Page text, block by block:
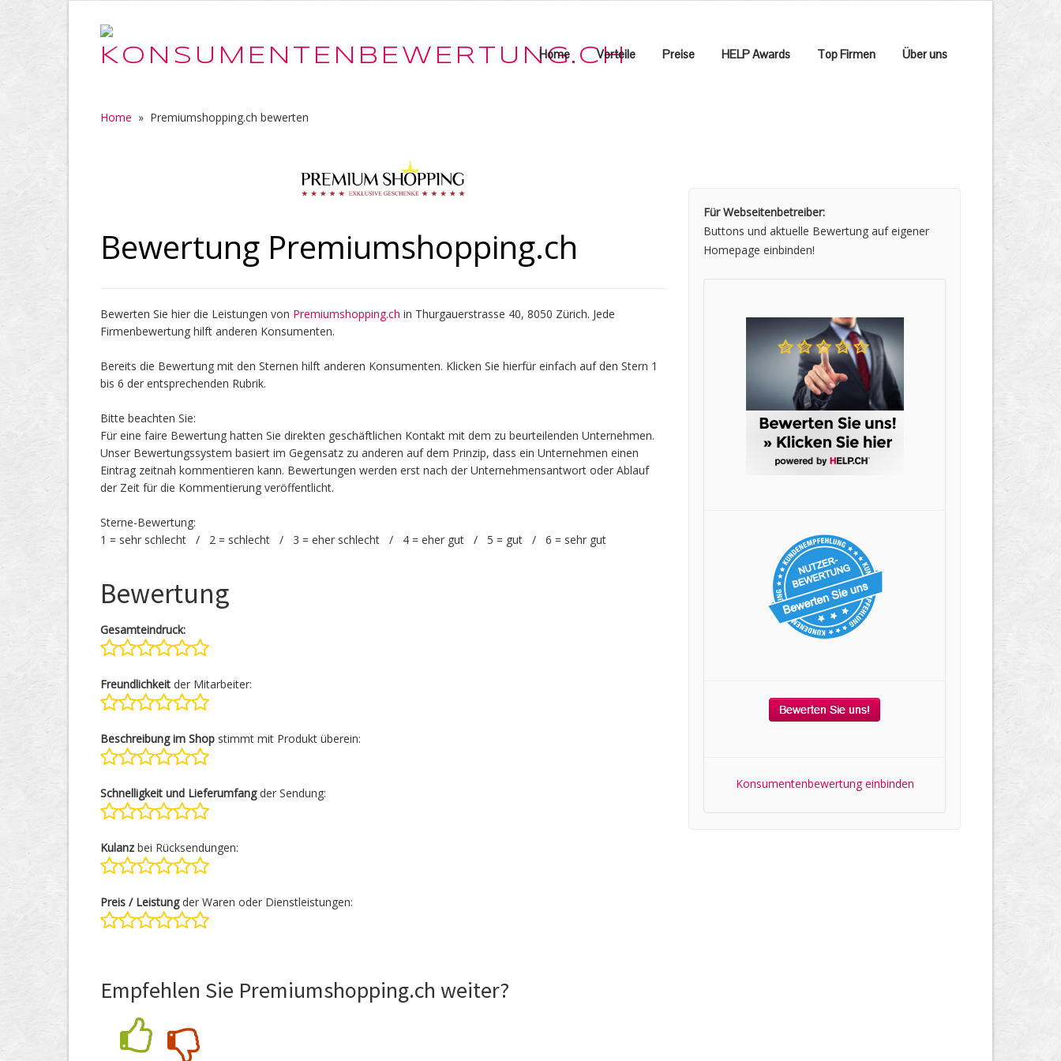
Home Vorteile Preise HELP Awards Top Firmen Über uns
Home » Premiumshopping.ch bewerten
Bewertung Premiumshopping.ch
Bewerten Sie hier die Leistungen von Premiumshopping.ch in Thurgauerstrasse 40, 8050 Zürich. Jede
Firmenbewertung hilft anderen Konsumenten.
Bereits die Bewertung mit den Sternen hilft anderen Konsumenten. Klicken Sie hierfür einfach auf den Stern 1
bis 6 der entsprechenden Rubrik.
Bitte beachten Sie:
Für eine faire Bewertung hatten Sie direkten geschäftlichen Kontakt mit dem zu beurteilenden Unternehmen.
Unser Bewertungssystem basiert im Gegensatz zu anderen auf dem Prinzip, dass ein Unternehmen einen
Eintrag zeitnah kommentieren kann. Bewertungen werden erst nach der Unternehmensantwort oder Ablauf
der Zeit für die Kommentierung veröffentlicht.
Sterne-Bewertung:
1 = sehr schlecht / 2 = schlecht / 3 = eher schlecht / 4 = eher gut / 5 = gut / 6 = sehr gut
Bewertung
Gesamteindruck:
Freundlichkeit der Mitarbeiter:
Beschreibung im Shop stimmt mit Produkt überein:
Schnelligkeit und Lieferumfangder Sendung:
Kulanzbei Rücksendungen:
Preis / Leistungder Waren oder Dienstleistungen:
Empfehlen Sie Premiumshopping.ch weiter?
Für Webseitenbetreiber:
Buttons und aktuelle Bewertung auf eigener
Homepage einbinden!
Konsumentenbewertung einbinden